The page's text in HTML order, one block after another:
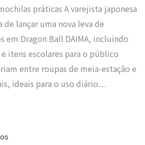
práticas A varejista japonesa
de lançar uma nova leva de
em Dragon Ball DAIMA, incluindo
itens escolares para o público
entre roupas de meia-estação e
ideais para o uso diário…